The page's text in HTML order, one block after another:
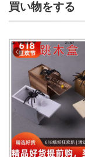
買い物をする